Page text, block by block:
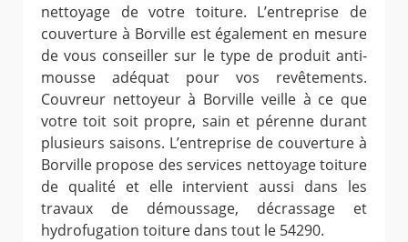
nettoyage de votre toiture. L’entreprise de
couverture à Borville est également en mesure
de vous conseiller sur le type de produit anti-
mousse adéquat pour vos revêtements.
Couvreur nettoyeur à Borville veille à ce que
votre toit soit propre, sain et pérenne durant
plusieurs saisons. L’entreprise de couverture à
Borville propose des services nettoyage toiture
de qualité et elle intervient aussi dans les
travaux de démoussage, décrassage et
hydrofugation toiture dans tout le 54290.